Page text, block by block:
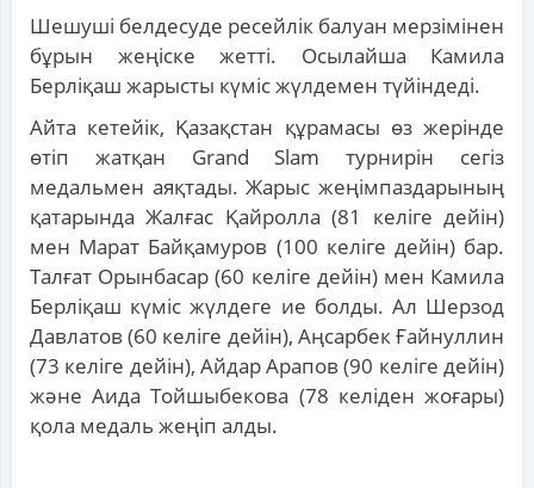
Шешуші белдесуде ресейлік балуан мерзімінен
бұрын жеңіске жетті. Осылайша Камила
Берліқаш жарысты күміс жүлдемен түйіндеді.
Айта кетейік, Қазақстан құрамасы өз жерінде
өтіп жатқан Grand Slam турнирін сегіз
медальмен аяқтады. Жарыс жеңімпаздарының
қатарында Жалғас Қайролла (81 келіге дейін)
мен Марат Байқамуров (100 келіге дейін) бар.
Талғат Орынбасар (60 келіге дейін) мен Камила
Берліқаш күміс жүлдеге ие болды. Ал Шерзод
Давлатов (60 келіге дейін), Аңсарбек Ғайнуллин
(73 келіге дейін), Айдар Арапов (90 келіге дейін)
және Аида Тойшыбекова (78 келіден жоғары)
қола медаль жеңіп алды.